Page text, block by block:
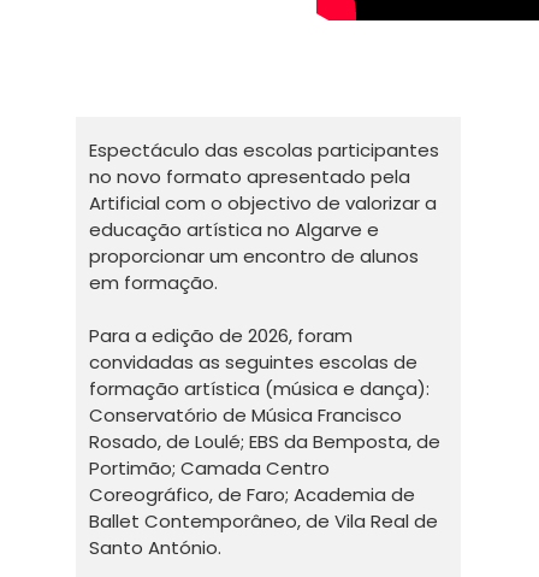
Espectáculo das escolas participantes
no novo formato apresentado pela
Artificial com o objectivo de valorizar a
educação artística no Algarve e
proporcionar um encontro de alunos
em formação.
Para a edição de 2026, foram
convidadas as seguintes escolas de
formação artística (música e dança):
Conservatório de Música Francisco
Rosado, de Loulé; EBS da Bemposta, de
Portimão; Camada Centro
Coreográfico, de Faro; Academia de
Ballet Contemporâneo, de Vila Real de
Santo António.